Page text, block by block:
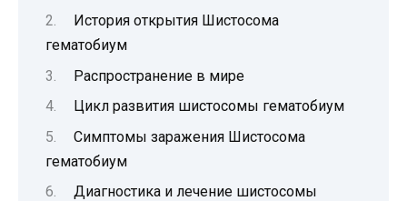
История открытия Шистосома
гематобиум
Распространение в мире
Цикл развития шистосомы гематобиум
Симптомы заражения Шистосома
гематобиум
Диагностика и лечение шистосомы